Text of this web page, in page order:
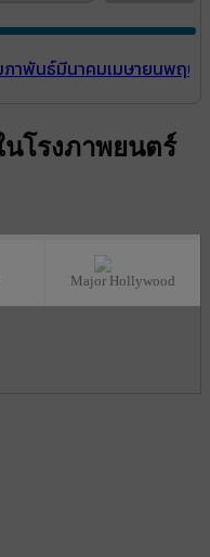
าพันธ์มีนาคมเมษายนพฤษ
โรงภาพยนตร์
Major Hollywood